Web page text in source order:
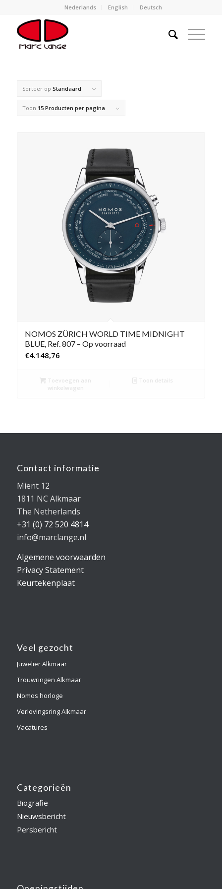
Nederlands English Deutsch
Sorteer op Standaard
Toon 15 Producten per pagina
NOMOS ZÜRICH WORLD TIME MIDNIGHT
BLUE, Ref. 807 – Op voorraad
€4.148,76
Toevoegen aan
winkelwagen
Toon details
Contact informatie
Mient 12
1811 NC Alkmaar
The Netherlands
+31 (0) 72 520 4814
info@marclange.nl
Algemene voorwaarden
Privacy Statement
Keurtekenplaat
Veel gezocht
Juwelier Alkmaar
Trouwringen Alkmaar
Nomos horloge
Verlovingsring Alkmaar
Vacatures
Categorieën
Biografie
Nieuwsbericht
Persbericht